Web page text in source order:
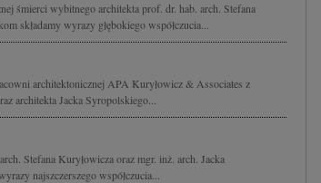
śmierci wybitnego architekta prof. dr. hab. arch. Stefana
składamy wyrazy głębokiego współczucia...
architektonicznej APA Kuryłowicz & Associates z
architekta Jacka Syropolskiego...
Stefana Kuryłowicza oraz mgr. inż. arch. Jacka
najszczerszego współczucia...